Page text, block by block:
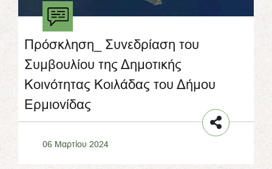
Πρόσκληση_ Συνεδρίαση του
Συμβουλίου της Δημοτικής
Κοινότητας Κοιλάδας του Δήμου
Ερμιονίδας
06 Μαρτίου 2024